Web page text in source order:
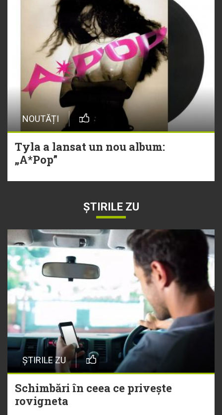
NOUTĂȚI
Tyla a lansat un nou album:
„A*Pop”
ȘTIRILE ZU
ȘTIRILE ZU
Schimbări în ceea ce privește
rovigneta